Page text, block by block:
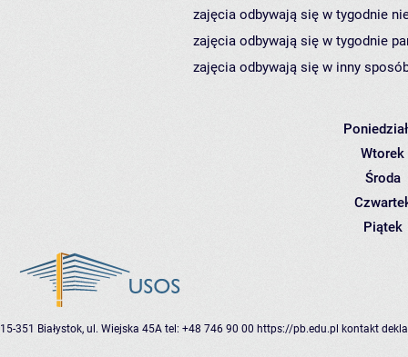
zajęcia odbywają się w tygodnie
zajęcia odbywają się w tygodnie
zajęcia odbywają się w inny
Wtorek
Środa
Piątek
15-351 Białystok, ul. Wiejska 45A tel: +48 746 90 00 https://pb.edu.pl kontakt